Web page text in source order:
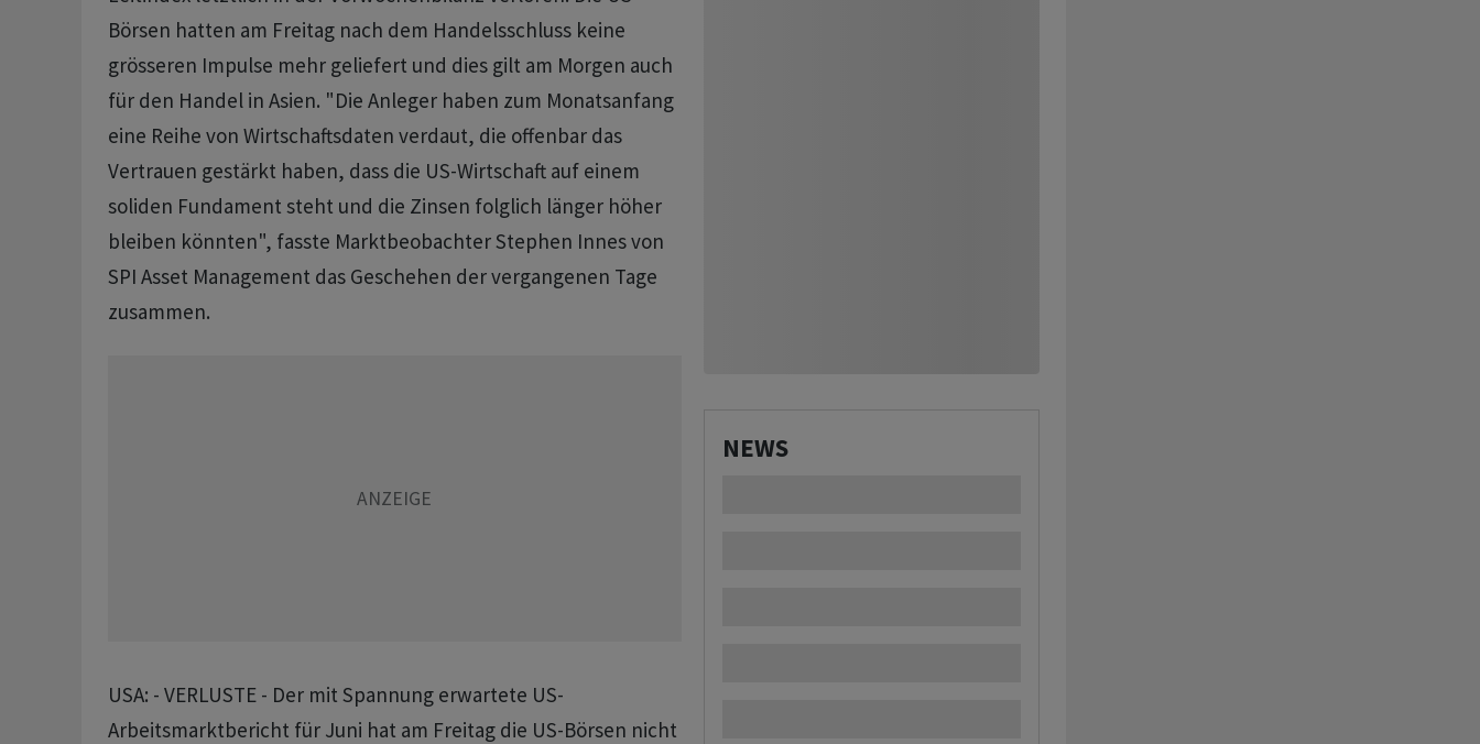
Börsen hatten am Freitag nach dem Handelsschluss keine
grösseren Impulse mehr geliefert und dies gilt am Morgen auch
für den Handel in Asien. "Die Anleger haben zum Monatsanfang
eine Reihe von Wirtschaftsdaten verdaut, die offenbar das
Vertrauen gestärkt haben, dass die US-Wirtschaft auf einem
soliden Fundament steht und die Zinsen folglich länger höher
bleiben könnten", fasste Marktbeobachter Stephen Innes von
SPI Asset Management das Geschehen der vergangenen Tage
zusammen.
USA: - VERLUSTE - Der mit Spannung erwartete US-
Arbeitsmarktbericht für Juni hat am Freitag die US-Börsen nicht
NEWS